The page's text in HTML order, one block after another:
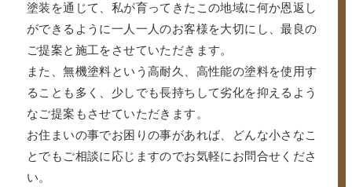
塗装を通じて、私が育ってきたこの地域に何か恩返し
ができるように一人一人のお客様を大切にし、最良の
ご提案と施工をさせていただきます。
また、無機塗料という高耐久、高性能の塗料を使用す
ることも多く、少しでも長持ちして劣化を抑えるよう
なご提案もさせていただきます。
お住まいの事でお困りの事があれば、どんな小さなこ
とでもご相談に応じますのでお気軽にお問合せくださ
い。